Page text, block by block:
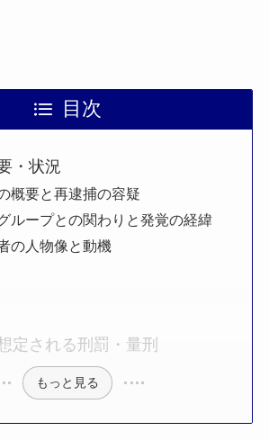
目次
・状況
概要と再逮捕の容疑
ループとの関わりと発覚の経緯
の人物像と動機
定される刑罰・量刑
もっと見る